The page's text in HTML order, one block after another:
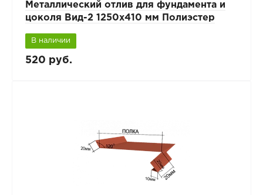
Металлический отлив для фундамента и
цоколя Вид-2 1250x410 мм Полиэстер
В наличии
520 руб.